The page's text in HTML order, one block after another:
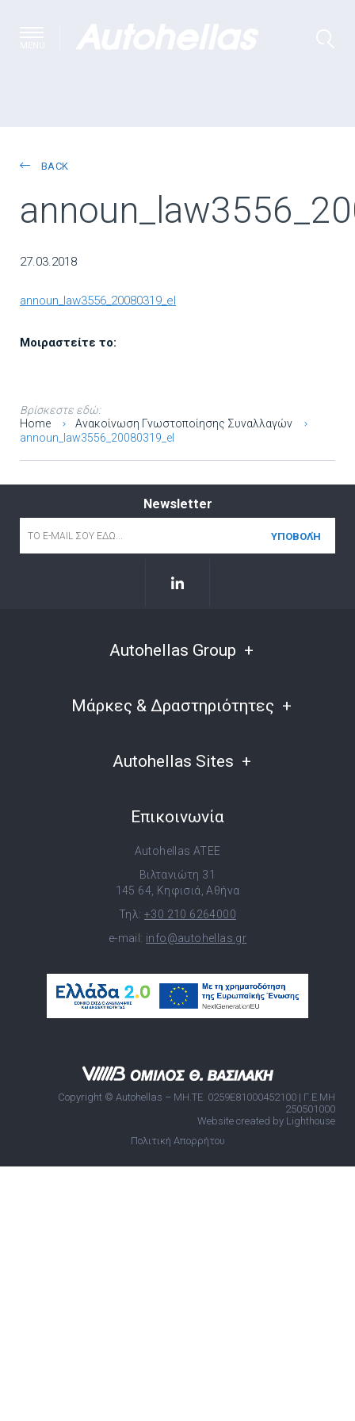
BACK
27.03.2018
announ_law3556_20080319_el
Μοιραστείτε το:
Βρίσκεστε εδώ:
Home
Ανακοίνωση Γνωστοποίησης Συναλλαγών
announ_law3556_20080319_el
Newsletter
Autohellas Group
Μάρκες & Δραστηριότητες
Autohellas Sites
Επικοινωνία
Autohellas ATEE
Βιλτανιώτη 31
145 64, Κηφισιά, Αθήνα
Τηλ: +30 210 6264000
e-mail: info@autohellas.gr
Copyright © Autohellas – ΜΗ.ΤΕ. 0259E81000452100 | Γ.Ε.ΜΗ
250501000
Website created by Lighthouse
Πολιτική Απορρήτου